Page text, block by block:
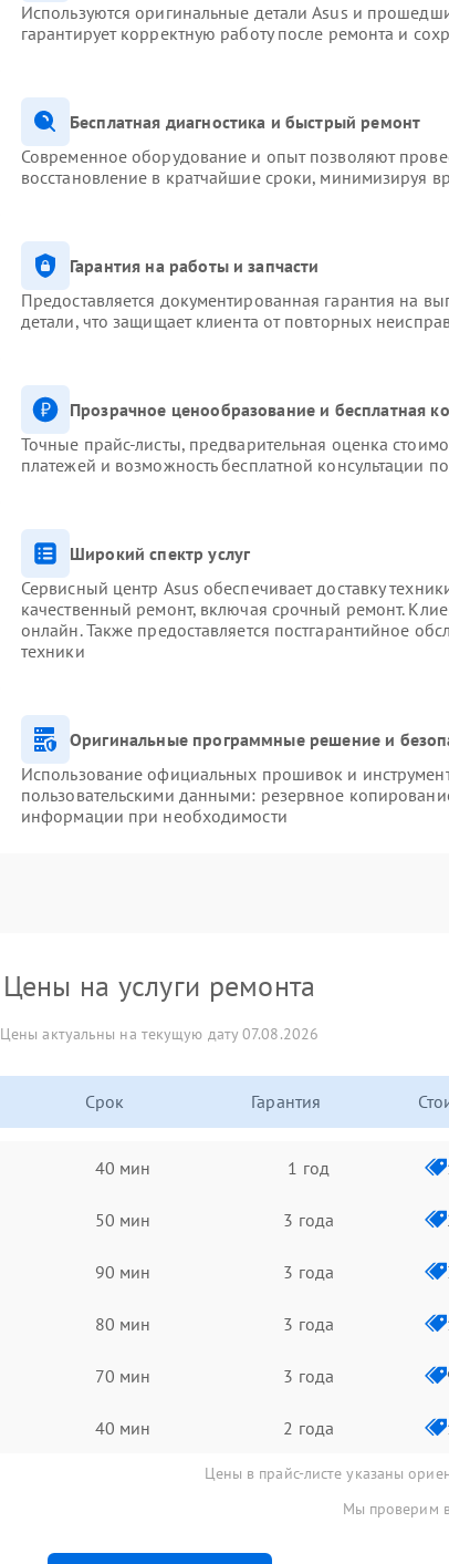
Используются оригинальные детали Asus и
гарантирует корректную работу после ремонта и
Бесплатная диагностика и быстрый ремонт
Современное оборудование и опыт позволяют
восстановление в кратчайшие сроки, минимизируя
Гарантия на работы и запчасти
Предоставляется документированная гарантия на
детали, что защищает клиента от повторных
Прозрачное ценообразование и бесплатная
Точные прайс-листы, предварительная оценка
платежей и возможность бесплатной консультации
Широкий спектр услуг
Сервисный центр Asus обеспечивает доставку
качественный ремонт, включая срочный ремонт.
онлайн. Также предоставляется постгарантийное
техники
Оригинальные программные решение и
Использование официальных прошивок и
пользовательскими данными: резервное
информации при необходимости
Цены на услуги ремонта
Цены актуальны на текущую дату 07.08.2026
Срок Гарантия
40 мин 1 год
50 мин 3 года
90 мин 3 года
80 мин 3 года
70 мин 3 года
40 мин 2 года
Цены в прайс-листе указаны
Мы проверим